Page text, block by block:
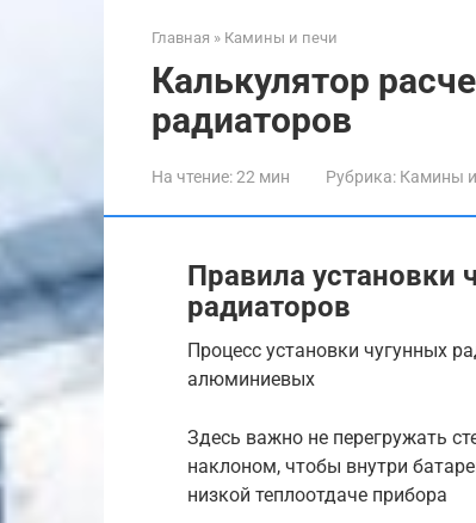
Главная » Камины и печи
Калькулятор
радиаторов
На чтение:22 мин Рубрика: Камины
Правила установки
радиаторов
Процесс установки чугунных
алюминиевых
Здесь важно не перегружать
наклоном, чтобы внутри
низкой теплоотдаче прибора